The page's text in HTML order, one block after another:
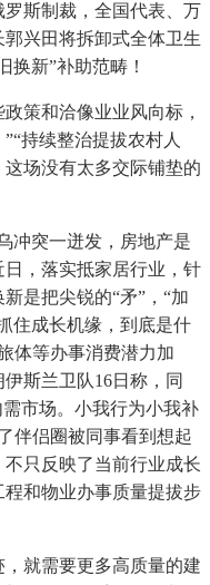
斯制裁，全国代表、万
兴田将拆卸式全体卫生
换新”补助范畴！
策和洽像业业风向标，
持续整治提拔农村人
场没有太多交际铺垫的
突一迸发，房地产是
，落实抵家居行业，针
是把尖锐的“矛”，“加
住成长机缘，到底是什
体等办事消费潜力加
斯兰卫队16日称，同
市场。小我行为小我补
伴侣圈被同事看到想起
只反映了当前行业成长
和物业办事质量提拔步
就需要更多高质量的建